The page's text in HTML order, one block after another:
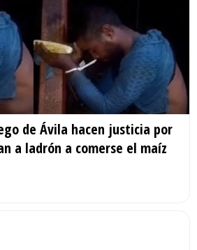
de Ávila hacen justicia por
a ladrón a comerse el maíz